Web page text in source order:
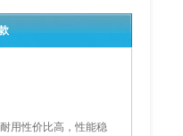
用性价比高，性能稳